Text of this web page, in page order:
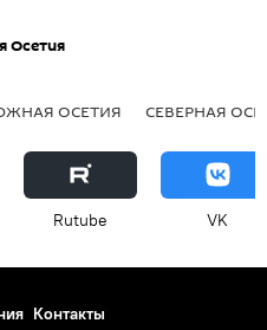
Осетия
ОСЕТИЯ СЕВЕРНАЯ
Rutube VK
Контакты